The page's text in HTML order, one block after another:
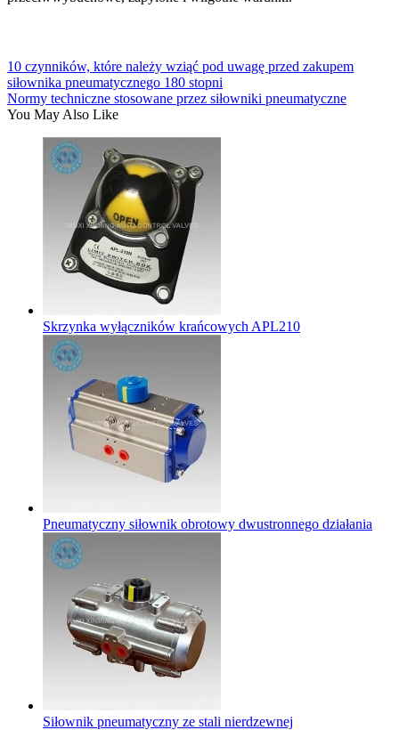
10 czynników, które należy wziąć pod uwagę przed zakupem
siłownika pneumatycznego 180 stopni
Normy techniczne stosowane przez siłowniki pneumatyczne
You May Also Like
Skrzynka wyłączników krańcowych APL210
Pneumatyczny siłownik obrotowy dwustronnego działania
Siłownik pneumatyczny ze stali nierdzewnej